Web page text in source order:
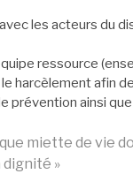
les acteurs du
ressource
harcèlement afin
prévention ainsi
miette de vie
»